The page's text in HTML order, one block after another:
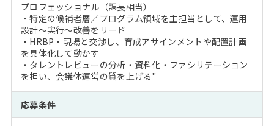
プロフェッショナル（課長相当）
・特定の候補者層／プログラム領域を主担当として、運用
設計～実行～改善をリード
・HRBP・現場と交渉し、育成アサインメントや配置計画
を具体化して動かす
・タレントレビューの分析・資料化・ファシリテーション
を担い、会議体運営の質を上げる"
応募条件